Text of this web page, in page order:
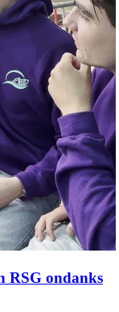
RSG ondanks